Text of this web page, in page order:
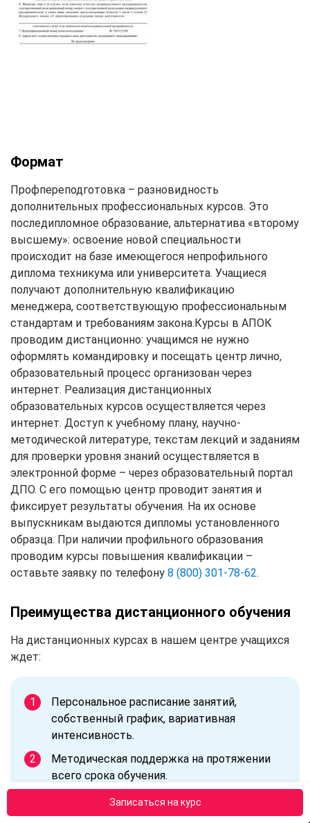
Записаться на курс
Формат
Профпереподготовка – разновидность
дополнительных профессиональных курсов. Это
последипломное образование, альтернатива «второму
высшему»: освоение новой специальности
происходит на базе имеющегося непрофильного
диплома техникума или университета. Учащиеся
получают дополнительную квалификацию
менеджера, соответствующую профессиональным
стандартам и требованиям закона.Курсы в АПОК
проводим дистанционно: учащимся не нужно
оформлять командировку и посещать центр лично,
образовательный процесс организован через
интернет. Реализация дистанционных
образовательных курсов осуществляется через
интернет. Доступ к учебному плану, научно-
методической литературе, текстам лекций и заданиям
для проверки уровня знаний осуществляется в
электронной форме – через образовательный портал
ДПО. С его помощью центр проводит занятия и
фиксирует результаты обучения. На их основе
выпускникам выдаются дипломы установленного
образца. При наличии профильного образования
проводим курсы повышения квалификации –
оставьте заявку по телефону 8 (800) 301-78-62.
Преимущества дистанционного обучения
На дистанционных курсах в нашем центре учащихся
ждет:
Персональное расписание занятий,
собственный график, вариативная
интенсивность.
Методическая поддержка на протяжении
всего срока обучения.
Практика по месту работы.